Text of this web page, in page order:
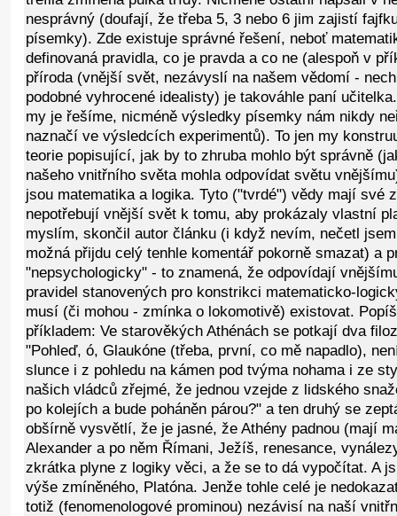
nesprávný (doufají, že třeba 5, 3 nebo 6 jim zajistí
písemky). Zde existuje správné řešení, neboť
definovaná pravidla, co je pravda a co ne (alespoň v
příroda (vnější svět, nezávyslí na našem vědomí -
podobné vyhrocené idealisty) je takováhle paní
my je řešíme, nicméně výsledky písemky nám nikdy
naznačí ve výsledcích experimentů). To jen my
teorie popisující, jak by to zhruba mohlo být správně
našeho vnitřního světa mohla odpovídat světu
jsou matematika a logika. Tyto ("tvrdé") vědy mají své
nepotřebují vnější svět k tomu, aby prokázaly vlastní
myslím, skončil autor článku (i když nevím, nečetl
možná přijdu celý tenhle komentář pokorně smazat) a
"nepsychologicky" - to znamená, že odpovídají
pravidel stanovených pro konstrikci matematicko-
musí (či mohou - zmínka o lokomotivě) existovat.
příkladem: Ve starověkých Athénách se potkají dva
"Pohleď, ó, Glaukóne (třeba, první, co mě napadlo),
slunce i z pohledu na kámen pod tvýma nohama i ze
našich vládců zřejmé, že jednou vzejde z lidského
po kolejích a bude poháněn párou?" a ten druhý se
obšírně vysvětlí, že je jasné, že Athény padnou (mají
Alexander a po něm Římani, Ježíš, renesance,
zkrátka plyne z logiky věci, a že se to dá vypočítat. A
výše zmíněného, Platóna. Jenže tohle celé je
totiž (fenomenologové prominou) nezávisí na naší